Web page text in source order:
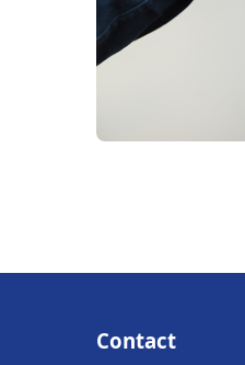
Contact